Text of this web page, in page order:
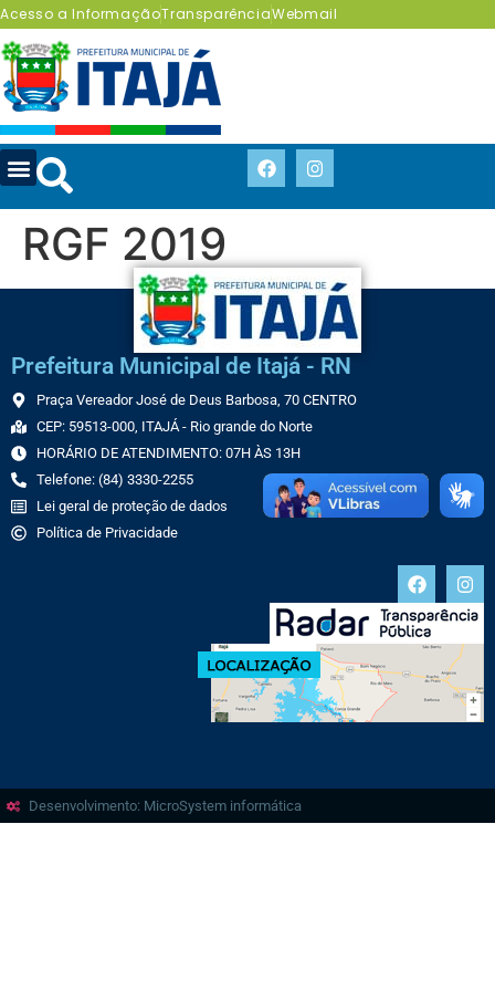
Acesso a InformaçãoTransparênciaWebmail
RGF 2019
Prefeitura Municipal de Itajá - RN
Praça Vereador José de Deus Barbosa, 70 CENTRO
CEP: 59513-000, ITAJÁ - Rio grande do Norte
HORÁRIO DE ATENDIMENTO: 07H ÀS 13H
Telefone: (84) 3330-2255
Lei geral de proteção de dados
Política de Privacidade
Desenvolvimento: MicroSystem informática